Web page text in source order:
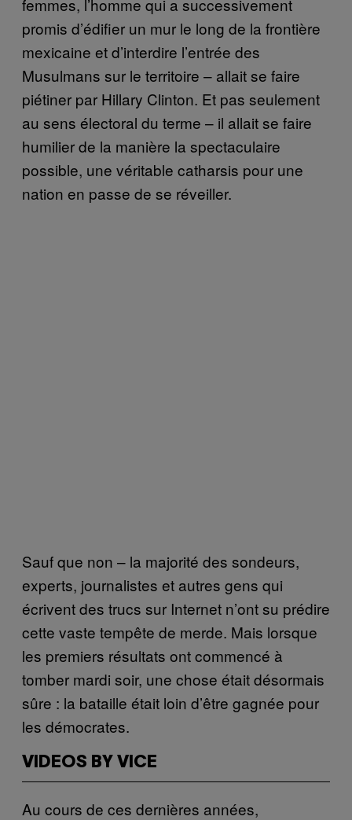
promis d’édifier un mur le long de la frontière
mexicaine et d’interdire l’entrée des
Musulmans sur le territoire – allait se faire
piétiner par Hillary Clinton. Et pas seulement
au sens électoral du terme – il allait se faire
humilier de la manière la spectaculaire
possible, une véritable catharsis pour une
nation en passe de se réveiller.
Sauf que non – la majorité des sondeurs,
experts, journalistes et autres gens qui
écrivent des trucs sur Internet n’ont su prédire
cette vaste tempête de merde. Mais lorsque
les premiers résultats ont commencé à
tomber mardi soir, une chose était désormais
sûre : la bataille était loin d’être gagnée pour
les démocrates.
VIDEOS BY VICE
Au cours de ces dernières années,